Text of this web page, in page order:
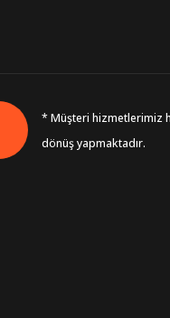
* Müşteri hizmetlerimiz
dönüş yapmaktadır.